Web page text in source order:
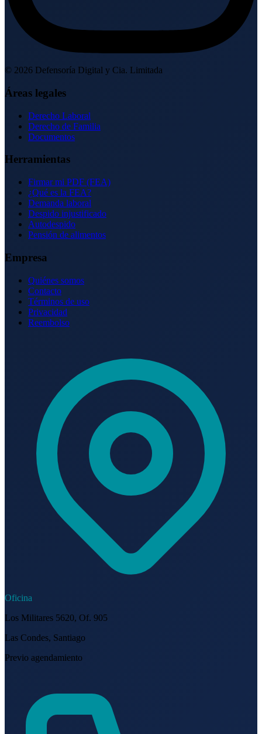
© 2026 Defensoría Digital y Cia. Limitada
Áreas legales
Derecho Laboral
Derecho de Familia
Documentos
Herramientas
Firmar mi PDF (FEA)
¿Qué es la FEA?
Demanda laboral
Despido injustificado
Autodespido
Pensión de alimentos
Empresa
Quiénes somos
Contacto
Términos de uso
Privacidad
Reembolso
Oficina
Los Militares 5620, Of. 905
Las Condes, Santiago
Previo agendamiento